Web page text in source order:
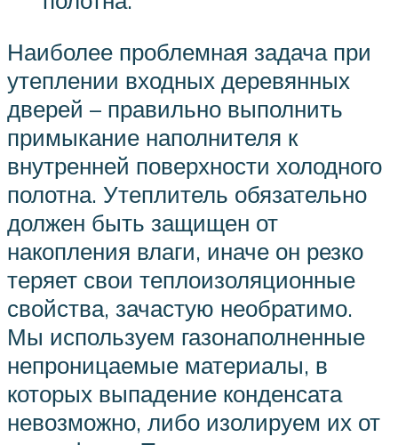
Наиболее проблемная задача при
утеплении входных деревянных
дверей – правильно выполнить
примыкание наполнителя к
внутренней поверхности холодного
полотна. Утеплитель обязательно
должен быть защищен от
накопления влаги, иначе он резко
теряет свои теплоизоляционные
свойства, зачастую необратимо.
Мы используем газонаполненные
непроницаемые материалы, в
которых выпадение конденсата
невозможно, либо изолируем их от